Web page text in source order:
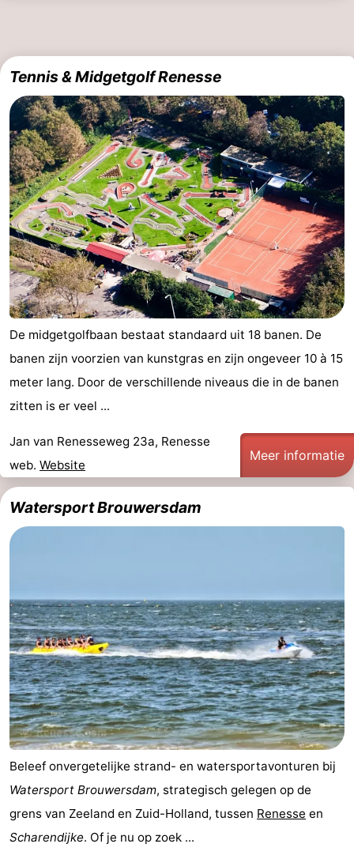
Tennis & Midgetgolf Renesse
De midgetgolfbaan bestaat standaard uit 18 banen. De
banen zijn voorzien van kunstgras en zijn ongeveer 10 à 15
meter lang. Door de verschillende niveaus die in de banen
zitten is er veel ...
Jan van Renesseweg 23a, Renesse
web. Website
Meer informatie
Watersport Brouwersdam
Beleef onvergetelijke strand- en watersportavonturen bij
Watersport Brouwersdam, strategisch gelegen op de
grens van Zeeland en Zuid-Holland, tussen Renesse en
Scharendijke. Of je nu op zoek ...